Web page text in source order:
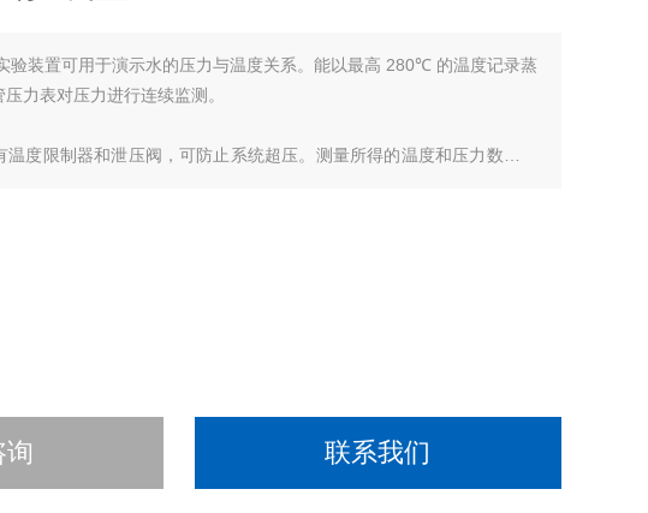
验装置可用于演示水的压力与温度关系。能以最高 280℃ 的温度记录蒸
力表对压力进行连续监测。
度限制器和泄压阀，可防止系统超压。测量所得的温度和压力数据，
度之间的关系
询 联系我们